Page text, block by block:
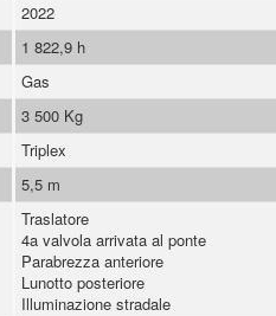
2022
1 822,9 h
Gas
3 500 Kg
Triplex
5,5 m
Traslatore
4a valvola arrivata al ponte
Parabrezza anteriore
Lunotto posteriore
Illuminazione stradale